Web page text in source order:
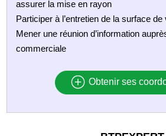
assurer la mise en rayon
Participer à l’entretien de la surface de
Mener une réunion d’information
commerciale
Obtenir ses